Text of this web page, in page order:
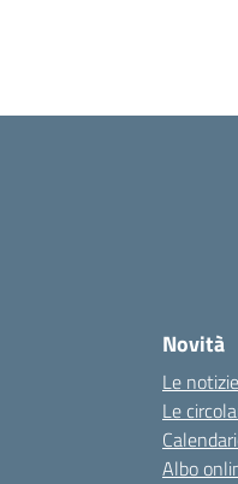
Novità
Le notizie
Le
Albo